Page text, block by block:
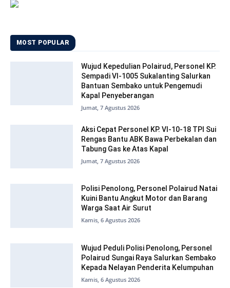
MOST POPULAR
Wujud Kepedulian Polairud, Personel KP.
Sempadi VI-1005 Sukalanting Salurkan
Bantuan Sembako untuk Pengemudi
Kapal Penyeberangan
Jumat, 7 Agustus 2026
Aksi Cepat Personel KP. VI-10-18 TPI Sui
Rengas Bantu ABK Bawa Perbekalan dan
Tabung Gas ke Atas Kapal
Jumat, 7 Agustus 2026
Polisi Penolong, Personel Polairud Natai
Kuini Bantu Angkut Motor dan Barang
Warga Saat Air Surut
Kamis, 6 Agustus 2026
Wujud Peduli Polisi Penolong, Personel
Polairud Sungai Raya Salurkan Sembako
Kepada Nelayan Penderita Kelumpuhan
Kamis, 6 Agustus 2026